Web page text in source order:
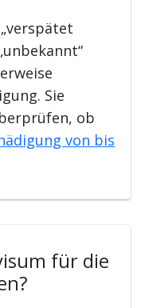
Sie
ob
von bis
für die